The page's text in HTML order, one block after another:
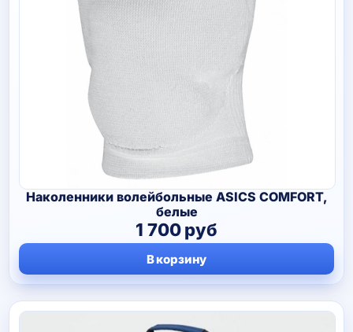
Наколенники волейбольные ASICS COMFORT,
белые
1 700руб
В корзину